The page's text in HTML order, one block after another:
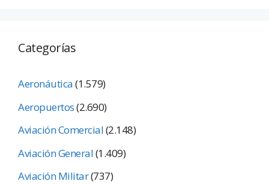
Categorías
Aeronáutica(1.579)
Aeropuertos(2.690)
Aviación Comercial(2.148)
Aviación General(1.409)
Aviación Militar(737)